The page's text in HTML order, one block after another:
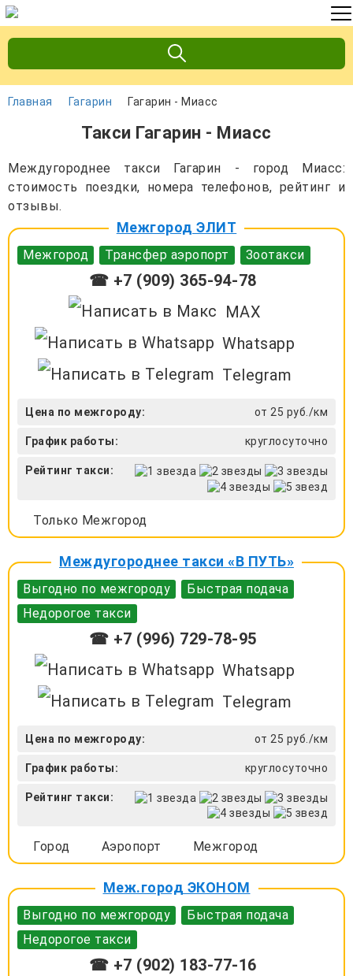
Главная Гагарин Гагарин - Миасс
Такси Гагарин - Миасс
Междугороднее такси Гагарин - город Миасс:
стоимость поездки, номера телефонов, рейтинг и
отзывы.
Межгород ЭЛИТ
Межгород Трансфер аэропорт Зоотакси
☎ +7 (909) 365-94-78
MAX
Whatsapp
Telegram
Цена по межгороду: от 25 руб./км
График работы: круглосуточно
Рейтинг такси:
Только Межгород
Междугороднее такси «В ПУТЬ»
Выгодно по межгороду
Быстрая подача
Недорогое такси
☎ +7 (996) 729-78-95
Whatsapp
Telegram
Цена по межгороду: от 25 руб./км
График работы: круглосуточно
Рейтинг такси:
Город Аэропорт Межгород
Меж.город ЭКОНОМ
Выгодно по межгороду
Быстрая подача
Недорогое такси
☎ +7 (902) 183-77-16